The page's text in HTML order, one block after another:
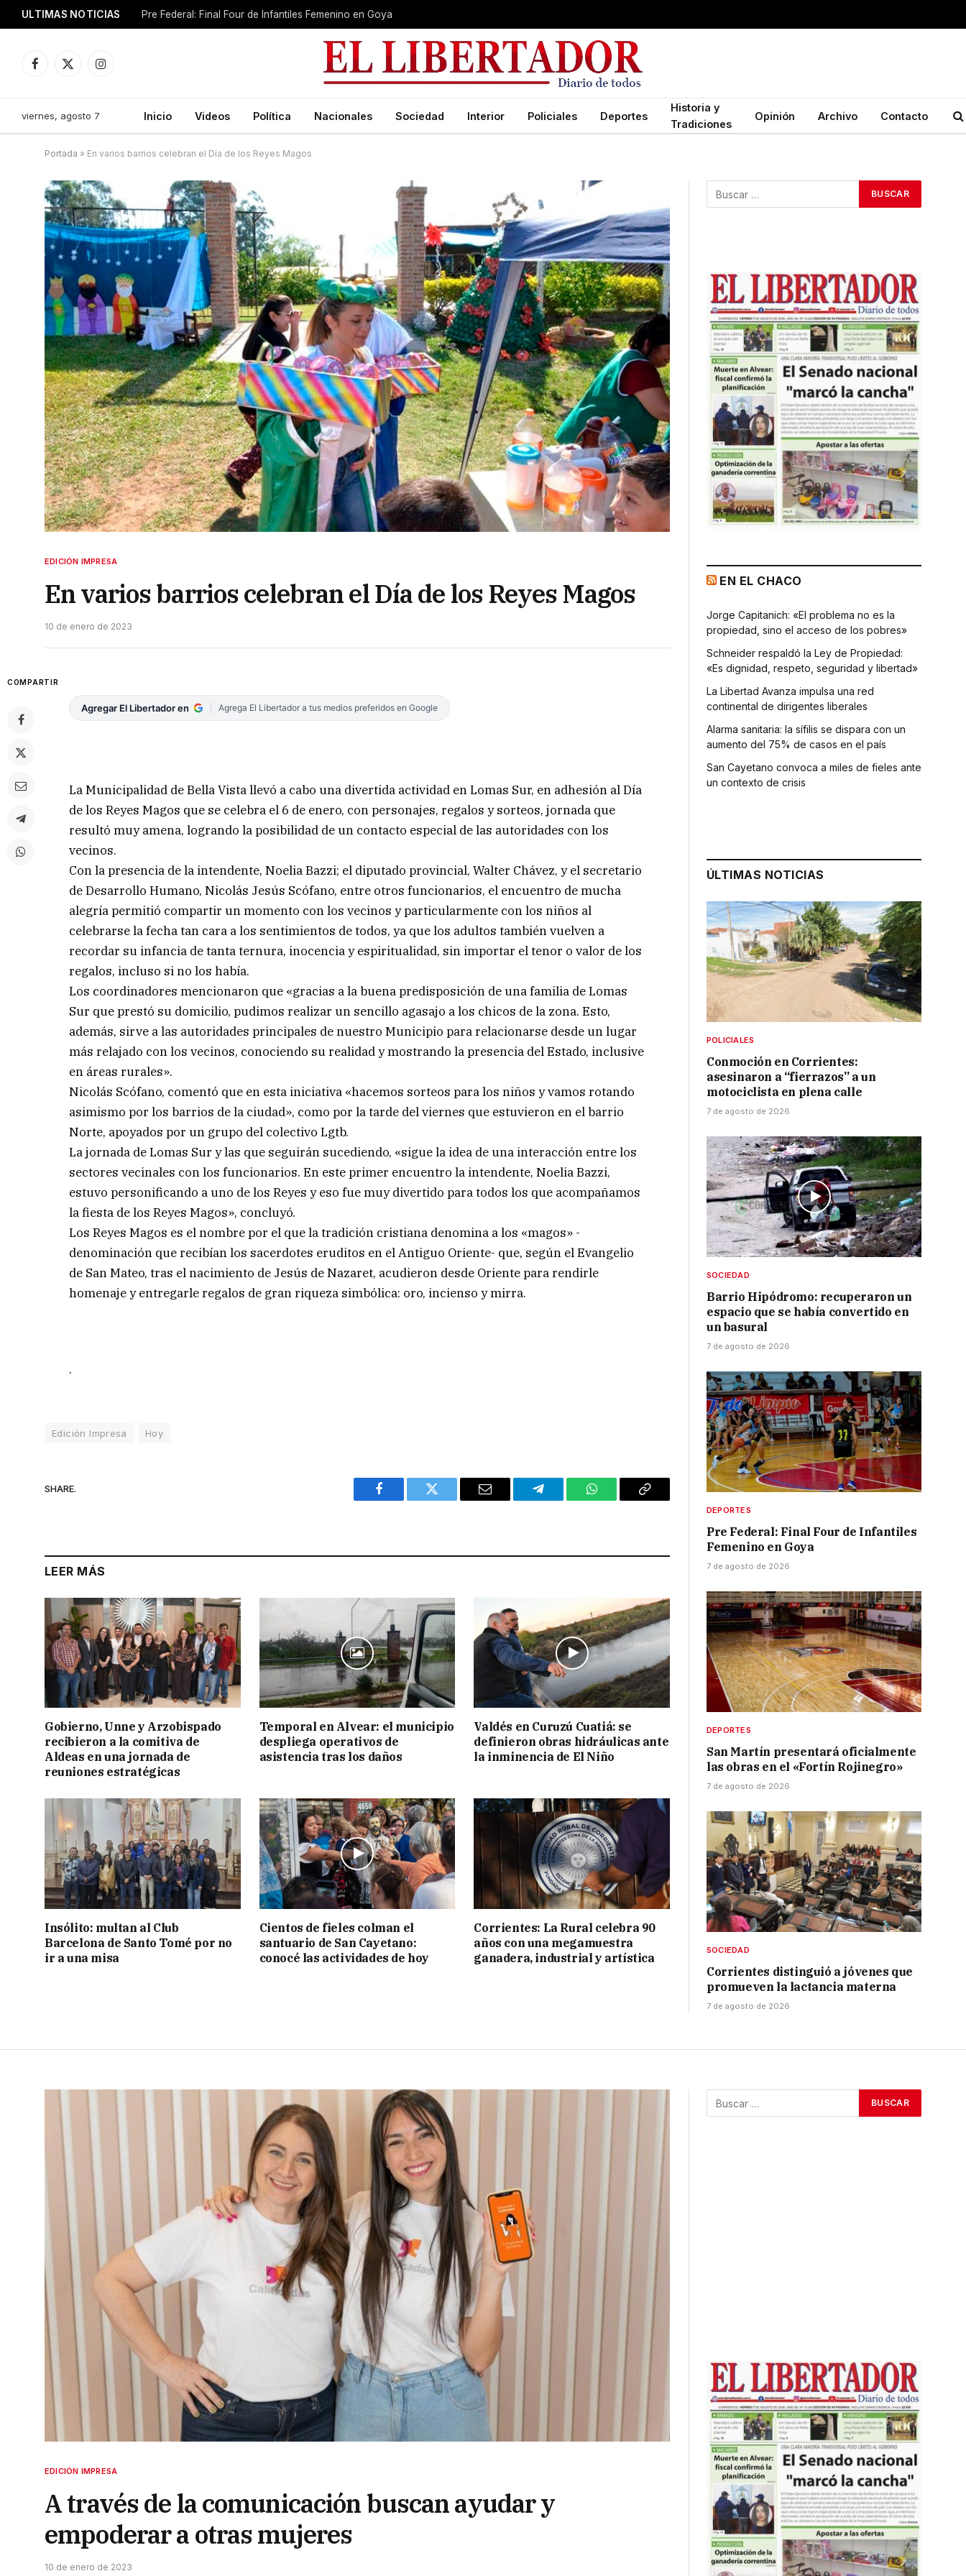
ULTIMAS NOTICIAS Pre Federal: Final Four de Infantiles Femenino en Goya
Facebook
X
Instagram
viernes, agosto 7 Inicio Videos Política Nacionales Sociedad Interior Policiales Deportes
Historia y
Tradiciones
Opinión Archivo Contacto
Portada » En varios barrios celebran el Día de los Reyes Magos
EDICIÓN IMPRESA
En varios barrios celebran el Día de los Reyes Magos
10 de enero de 2023
COMPARTIR
Agregar El Libertador en Agrega El Libertador a tus medios preferidos en Google
La Municipalidad de Bella Vista llevó a cabo una divertida actividad en Lomas Sur, en adhesión al Día
de los Reyes Magos que se celebra el 6 de enero, con personajes, regalos y sorteos, jornada que
resultó muy amena, logrando la posibilidad de un contacto especial de las autoridades con los
vecinos.
Con la presencia de la intendente, Noelia Bazzi; el diputado provincial, Walter Chávez, y el secretario
de Desarrollo Humano, Nicolás Jesús Scófano, entre otros funcionarios, el encuentro de mucha
alegría permitió compartir un momento con los vecinos y particularmente con los niños al
celebrarse la fecha tan cara a los sentimientos de todos, ya que los adultos también vuelven a
recordar su infancia de tanta ternura, inocencia y espiritualidad, sin importar el tenor o valor de los
regalos, incluso si no los había.
Los coordinadores mencionaron que «gracias a la buena predisposición de una familia de Lomas
Sur que prestó su domicilio, pudimos realizar un sencillo agasajo a los chicos de la zona. Esto,
además, sirve a las autoridades principales de nuestro Municipio para relacionarse desde un lugar
más relajado con los vecinos, conociendo su realidad y mostrando la presencia del Estado, inclusive
en áreas rurales».
Nicolás Scófano, comentó que en esta iniciativa «hacemos sorteos para los niños y vamos rotando
asimismo por los barrios de la ciudad», como por la tarde del viernes que estuvieron en el barrio
Norte, apoyados por un grupo del colectivo Lgtb.
La jornada de Lomas Sur y las que seguirán sucediendo, «sigue la idea de una interacción entre los
sectores vecinales con los funcionarios. En este primer encuentro la intendente, Noelia Bazzi,
estuvo personificando a uno de los Reyes y eso fue muy divertido para todos los que acompañamos
la fiesta de los Reyes Magos», concluyó.
Los Reyes Magos es el nombre por el que la tradición cristiana denomina a los «magos» -
denominación que recibían los sacerdotes eruditos en el Antiguo Oriente- que, según el Evangelio
de San Mateo, tras el nacimiento de Jesús de Nazaret, acudieron desde Oriente para rendirle
homenaje y entregarle regalos de gran riqueza simbólica: oro, incienso y mirra.
.
Edición Impresa Hoy
SHARE.
Facebook Twitter Email Telegram WhatsAppCopy
LEER MÁS
Gobierno, Unne y Arzobispado
recibieron a la comitiva de
Aldeas en una jornada de
reuniones estratégicas
Temporal en Alvear: el municipio
despliega operativos de
asistencia tras los daños
Valdés en Curuzú Cuatiá: se
definieron obras hidráulicas ante
la inminencia de El Niño
Insólito: multan al Club
Barcelona de Santo Tomé por no
ir a una misa
Cientos de fieles colman el
santuario de San Cayetano:
conocé las actividades de hoy
Corrientes: La Rural celebra 90
años con una megamuestra
ganadera, industrial y artística
EN EL CHACO
Jorge Capitanich: «El problema no es la
propiedad, sino el acceso de los pobres»
Schneider respaldó la Ley de Propiedad:
«Es dignidad, respeto, seguridad y libertad»
La Libertad Avanza impulsa una red
continental de dirigentes liberales
Alarma sanitaria: la sífilis se dispara con un
aumento del 75% de casos en el país
San Cayetano convoca a miles de fieles ante
un contexto de crisis
ÚLTIMAS NOTICIAS
POLICIALES
Conmoción en Corrientes:
asesinaron a “fierrazos” a un
motociclista en plena calle
7 de agosto de 2026
SOCIEDAD
Barrio Hipódromo: recuperaron un
espacio que se había convertido en
un basural
7 de agosto de 2026
DEPORTES
Pre Federal: Final Four de Infantiles
Femenino en Goya
7 de agosto de 2026
DEPORTES
San Martín presentará oficialmente
las obras en el «Fortín Rojinegro»
7 de agosto de 2026
SOCIEDAD
Corrientes distinguió a jóvenes que
promueven la lactancia materna
7 de agosto de 2026
EDICIÓN IMPRESA
A través de la comunicación buscan ayudar y
empoderar a otras mujeres
10 de enero de 2023